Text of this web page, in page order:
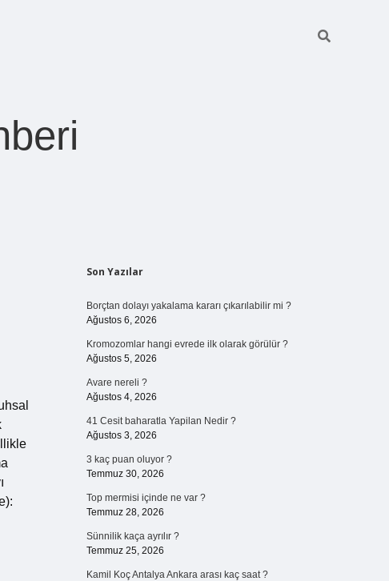
Sidebar
Son Yazılar
Borçtan dolayı yakalama kararı çıkarılabilir mi ?
Ağustos 6, 2026
Kromozomlar hangi evrede ilk olarak görülür ?
Ağustos 5, 2026
Avare nereli ?
Ağustos 4, 2026
41 Cesit baharatla Yapilan Nedir ?
Ağustos 3, 2026
3 kaç puan oluyor ?
Temmuz 30, 2026
Top mermisi içinde ne var ?
Temmuz 28, 2026
Sünnilik kaça ayrılır ?
Temmuz 25, 2026
Kamil Koç Antalya Ankara arası kaç saat ?